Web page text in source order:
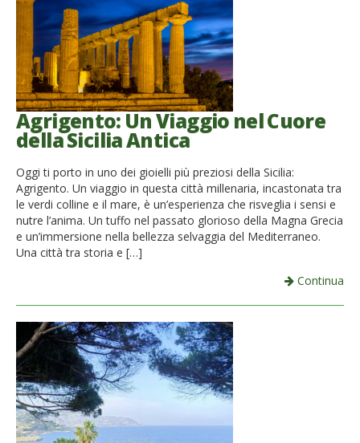
Agrigento: Un Viaggio nel Cuore
della Sicilia Antica
Oggi ti porto in uno dei gioielli più preziosi della Sicilia:
Agrigento. Un viaggio in questa città millenaria, incastonata tra
le verdi colline e il mare, è un’esperienza che risveglia i sensi e
nutre l’anima. Un tuffo nel passato glorioso della Magna Grecia
e un’immersione nella bellezza selvaggia del Mediterraneo.
Una città tra storia e […]
Continua